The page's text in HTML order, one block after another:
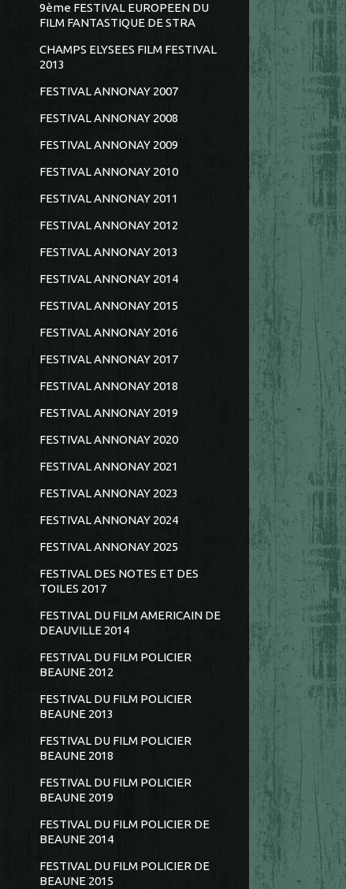
9ème FESTIVAL EUROPEEN DU
FILM FANTASTIQUE DE STRA
CHAMPS ELYSEES FILM FESTIVAL
2013
FESTIVAL ANNONAY 2007
FESTIVAL ANNONAY 2008
FESTIVAL ANNONAY 2009
FESTIVAL ANNONAY 2010
FESTIVAL ANNONAY 2011
FESTIVAL ANNONAY 2012
FESTIVAL ANNONAY 2013
FESTIVAL ANNONAY 2014
FESTIVAL ANNONAY 2015
FESTIVAL ANNONAY 2016
FESTIVAL ANNONAY 2017
FESTIVAL ANNONAY 2018
FESTIVAL ANNONAY 2019
FESTIVAL ANNONAY 2020
FESTIVAL ANNONAY 2021
FESTIVAL ANNONAY 2023
FESTIVAL ANNONAY 2024
FESTIVAL ANNONAY 2025
FESTIVAL DES NOTES ET DES
TOILES 2017
FESTIVAL DU FILM AMERICAIN DE
DEAUVILLE 2014
FESTIVAL DU FILM POLICIER
BEAUNE 2012
FESTIVAL DU FILM POLICIER
BEAUNE 2013
FESTIVAL DU FILM POLICIER
BEAUNE 2018
FESTIVAL DU FILM POLICIER
BEAUNE 2019
FESTIVAL DU FILM POLICIER DE
BEAUNE 2014
FESTIVAL DU FILM POLICIER DE
BEAUNE 2015